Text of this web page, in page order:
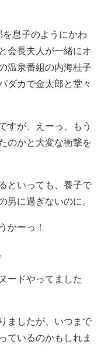
息子のようにかわ
会長夫人が一緒にオ
温泉番組の内海桂子
ダカで金太郎と堂々
すが、えーっ、もう
のかと大変な衝撃を
といっても、養子で
男に過ぎないのに。
かーっ！
ードやってました
ましたが、いつまで
ているのかもしれま